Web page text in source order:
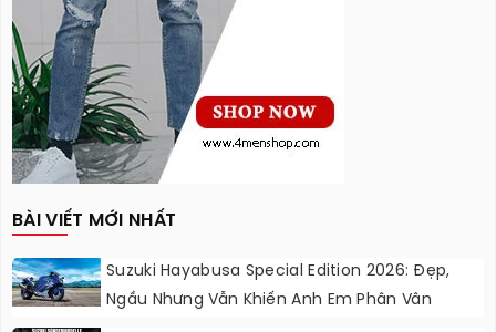
BÀI VIẾT MỚI NHẤT
Suzuki Hayabusa Special Edition 2026: Đẹp,
Ngầu Nhưng Vẫn Khiến Anh Em Phân Vân